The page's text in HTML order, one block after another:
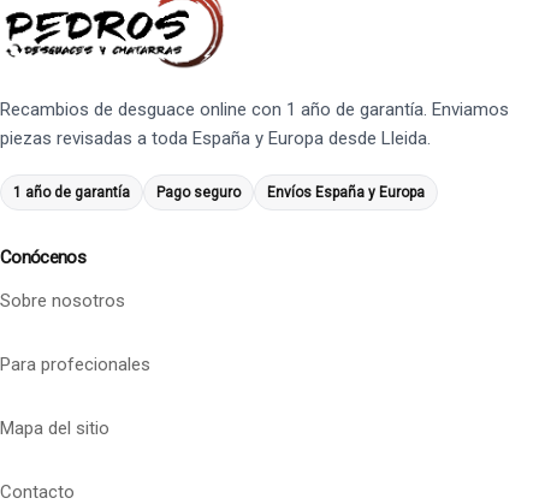
Recambios de desguace online con 1 año de garantía. Enviamos
piezas revisadas a toda España y Europa desde Lleida.
1 año de garantía Pago seguro Envíos España y Europa
Conócenos
Sobre nosotros
Para profecionales
Mapa del sitio
Contacto